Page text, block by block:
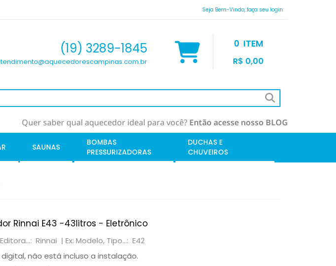
Seja Bem-Vindo, faça seu login
(19) 3289-1845 0 ITEM
R$ 0,00
Quer saber qual aquecedor ideal para você? Então acesse nosso BLOG
SAUNAS
BOMBAS
PRESSURIZADORAS
DUCHAS E
CHUVEIROS
Rinnai E43 -43litros - Eletrônico
Rinnai | Ex: Modelo, Tipo...: E42
não está incluso a instalação.